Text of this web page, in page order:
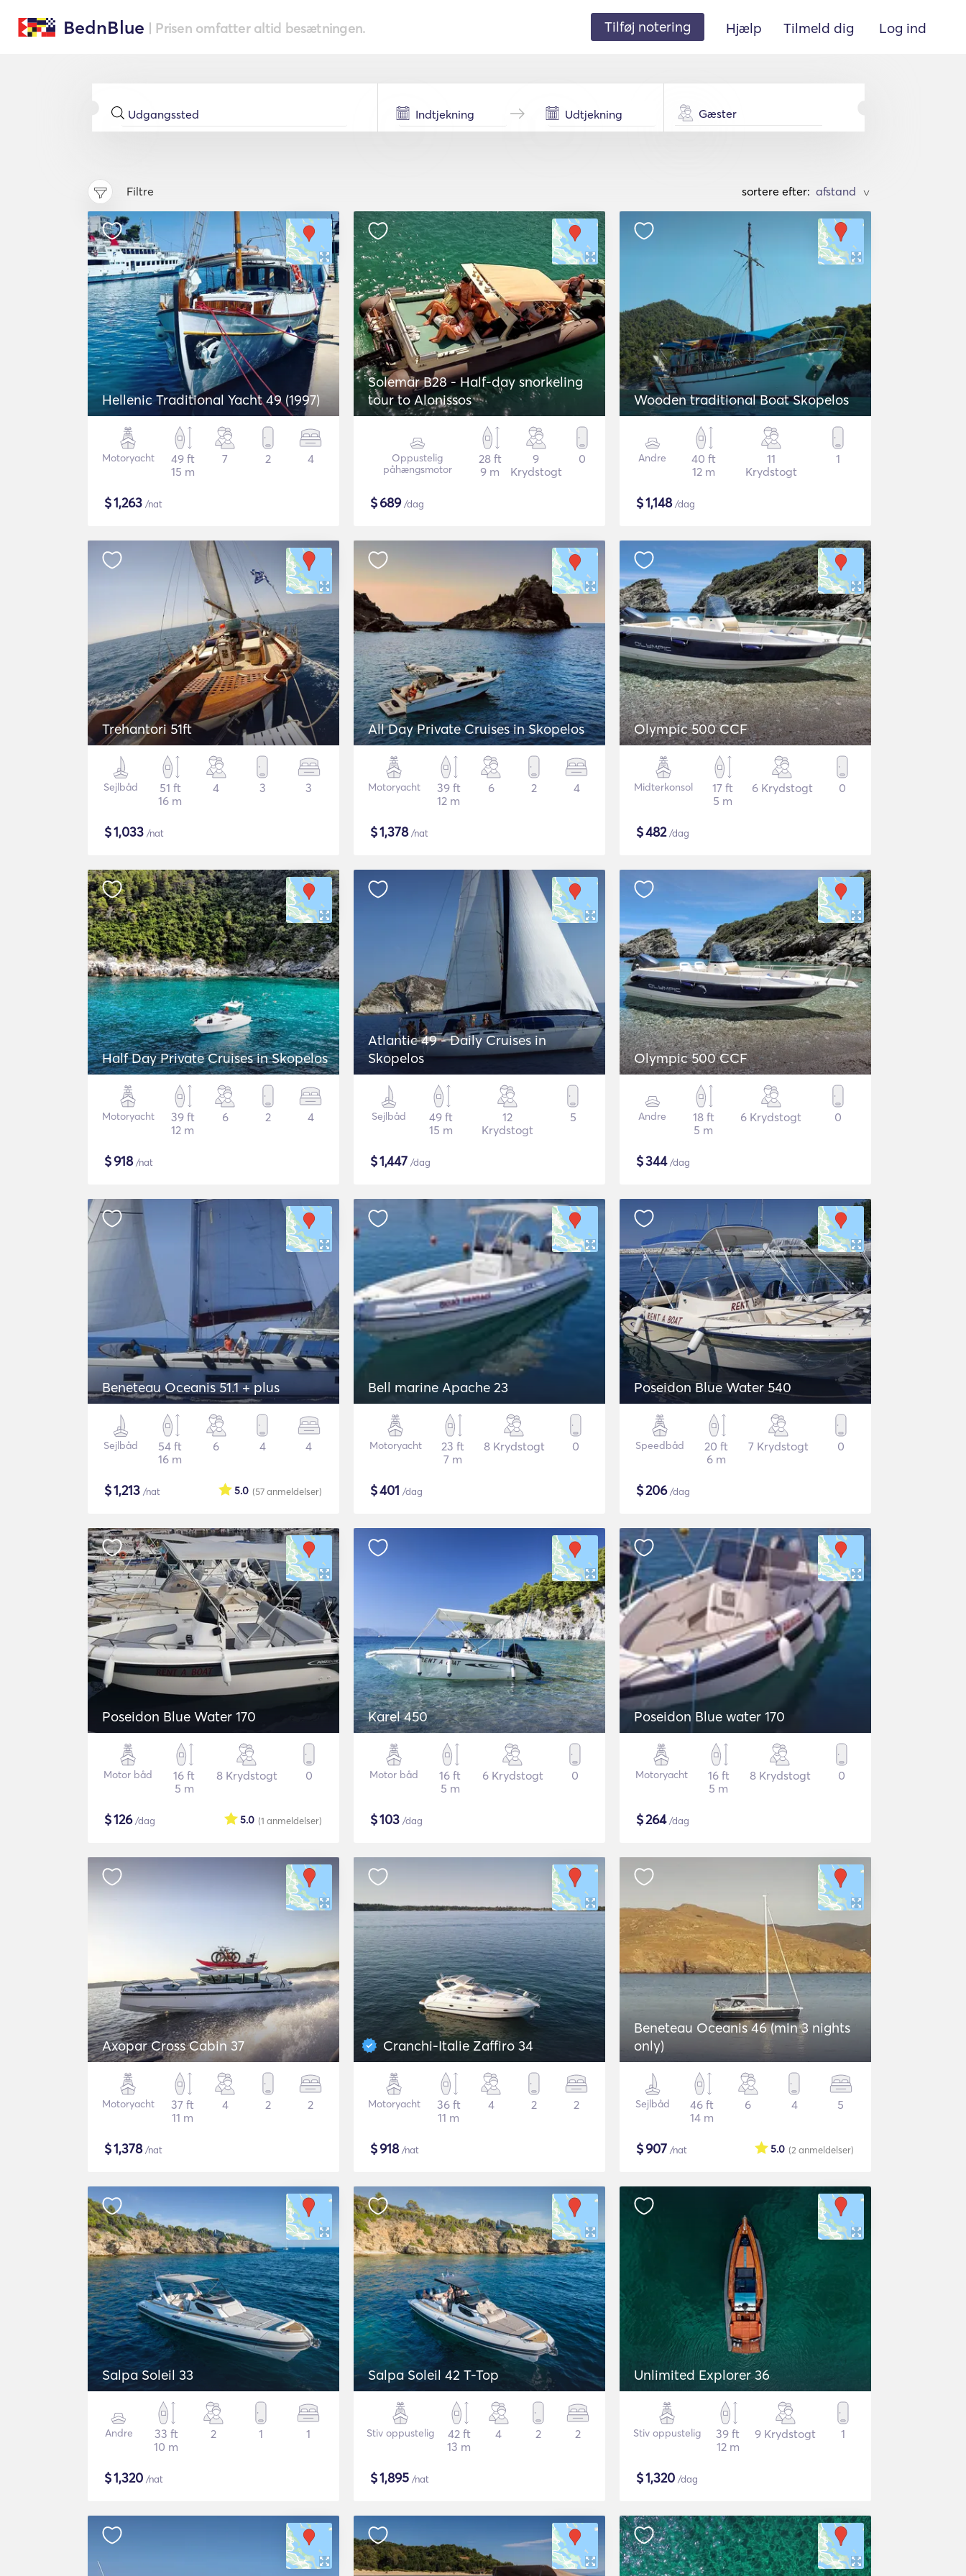
BednBlue | Prisen omfatter altid besætningen. Tilføj notering Hjælp Tilmeld dig Log ind
Gæster
Filtre sortere efter: >
Hellenic Traditional Yacht 49 (1997)
Motoryacht
49 ft
15 m
7 2 4
$1,263 /nat
Solemar B28 - Half-day snorkeling
tour to Alonissos
Oppustelig
påhængsmotor
28 ft
9 m
9
Krydstogt
0
$689/dag
Wooden traditional Boat Skopelos
Andre
40 ft
12 m
11
Krydstogt
1
$1,148/dag
Trehantori 51ft
Sejlbåd
51 ft
16 m
4 3 3
$1,033 /nat
All Day Private Cruises in Skopelos
Motoryacht
39 ft
12 m
6 2 4
$1,378/nat
Olympic 500 CCF
Midterkonsol
17 ft
5 m
6 Krydstogt 0
$482/dag
Half Day Private Cruises in Skopelos
Motoryacht
39 ft
12 m
6 2 4
$918/nat
Atlantic 49 - Daily Cruises in
Skopelos
Sejlbåd
49 ft
15 m
12
Krydstogt
5
$1,447 /dag
Olympic 500 CCF
Andre
18 ft
5 m
6 Krydstogt 0
$344/dag
Beneteau Oceanis 51.1 + plus
Sejlbåd
54 ft
16 m
6 4 4
$1,213 /nat (57anmeldelser)
5.0
Bell marine Apache 23
Motoryacht
23 ft
7 m
8 Krydstogt 0
$401 /dag
Poseidon Blue Water 540
Speedbåd
20 ft
6 m
7 Krydstogt 0
$206/dag
Poseidon Blue Water 170
Motor båd
16 ft
5 m
8 Krydstogt 0
$126/dag (1 anmeldelser)
5.0
Karel 450
Motor båd
16 ft
5 m
6 Krydstogt 0
$103 /dag
Poseidon Blue water 170
Motoryacht
16 ft
5 m
8 Krydstogt 0
$264/dag
Axopar Cross Cabin 37
Motoryacht
37 ft
11 m
4 2 2
$1,378/nat
Cranchi-Italie Zaffiro 34
Motoryacht
36 ft
11 m
4 2 2
$918/nat
Beneteau Oceanis 46 (min 3 nights
only)
Sejlbåd
46 ft
14 m
6 4 5
$907 /nat (2 anmeldelser)
5.0
Salpa Soleil 33
Andre
33 ft
10 m
2 1 1
$1,320 /nat
Salpa Soleil 42 T-Top
Stiv oppustelig
42 ft
13 m
4 2 2
$1,895 /nat
Unlimited Explorer 36
Stiv oppustelig
39 ft
12 m
9 Krydstogt 1
$1,320 /dag